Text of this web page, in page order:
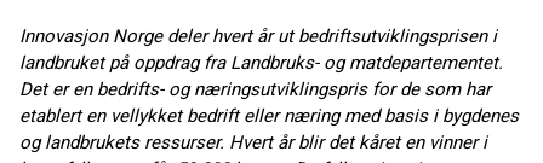
Innovasjon Norge deler hvert år ut bedriftsutviklingsprisen i
landbruket på oppdrag fra Landbruks- og matdepartementet.
Det er en bedrifts- og næringsutviklingspris for de som har
etablert en vellykket bedrift eller næring med basis i bygdenes
og landbrukets ressurser. Hvert år blir det kåret en vinner i